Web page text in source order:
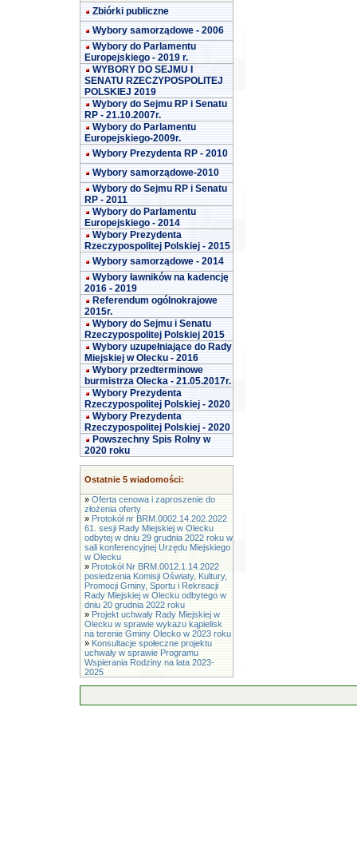
Zbiórki publiczne
Wybory samorządowe - 2006
Wybory do Parlamentu
Europejskiego - 2019 r.
WYBORY DO SEJMU I
SENATU RZECZYPOSPOLITEJ
POLSKIEJ 2019
Wybory do Sejmu RP i Senatu
RP - 21.10.2007r.
Wybory do Parlamentu
Europejskiego-2009r.
Wybory Prezydenta RP - 2010
Wybory samorządowe-2010
Wybory do Sejmu RP i Senatu
RP - 2011
Wybory do Parlamentu
Europejskiego - 2014
Wybory Prezydenta
Rzeczypospolitej Polskiej - 2015
Wybory samorządowe - 2014
Wybory ławników na kadencję
2016 - 2019
Referendum ogólnokrajowe
2015r.
Wybory do Sejmu i Senatu
Rzeczypospolitej Polskiej 2015
Wybory uzupełniające do Rady
Miejskiej w Olecku - 2016
Wybory przedterminowe
burmistrza Olecka - 21.05.2017r.
Wybory Prezydenta
Rzeczypospolitej Polskiej - 2020
Wybory Prezydenta
Rzeczypospolitej Polskiej - 2020
Powszechny Spis Rolny w
2020 roku
Ostatnie 5 wiadomości:
» Oferta cenowa i zaproszenie do
złożenia oferty
» Protokół nr BRM.0002.14.202.2022
61. sesji Rady Miejskiej w Olecku
odbytej w dniu 29 grudnia 2022 roku w
sali konferencyjnej Urzędu Miejskiego
w Olecku
» Protokół Nr BRM.0012.1.14.2022
posiedzenia Komisji Oświaty, Kultury,
Promocji Gminy, Sportu i Rekreacji
Rady Miejskiej w Olecku odbytego w
dniu 20 grudnia 2022 roku
» Projekt uchwały Rady Miejskiej w
Olecku w sprawie wykazu kąpielisk
na terenie Gminy Olecko w 2023 roku
» Konsultacje społeczne projektu
uchwały w sprawie Programu
Wspierania Rodziny na lata 2023-
2025